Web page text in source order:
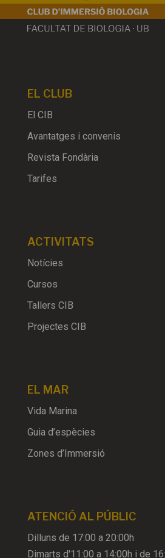
EL CLUB
El CIB
Avantatges i convenis
Revista Fondària
Tarifes
ACTIVITATS
Notícies
Cursos
Tallers CIB
Projectes CIB
EL MAR
Vida Marina
Guia d’espècies
Zones d’Immersió
ATENCIÓ AL PÚBLIC
Dilluns de 17:00 a 20:00h
Dimarts d'11:00 a 14:00h i de